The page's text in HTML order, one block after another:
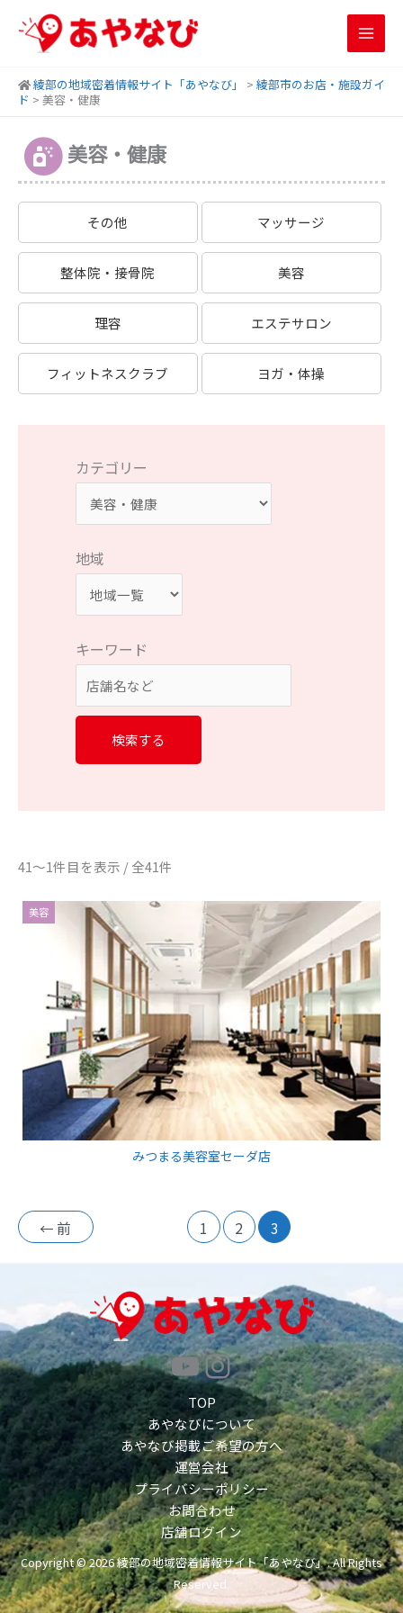
綾部の地域密着情報サイト「あやなび」 > 綾部市のお店・施設ガイ
ド > 美容・健康
美容・健康
その他 マッサージ
整体院・接骨院 美容
理容 エステサロン
フィットネスクラブ ヨガ・体操
カテゴリー
地域
キーワード
41～1件目を表示 / 全41件
美容
みつまる美容室セーダ店
← 前 1 2 3
YouTube
Instagram
TOP
あやなびについて
あやなび掲載ご希望の方へ
運営会社
プライバシーポリシー
お問合わせ
店舗ログイン
Copyright © 2026 綾部の地域密着情報サイト「あやなび」. All Rights
Reserved.